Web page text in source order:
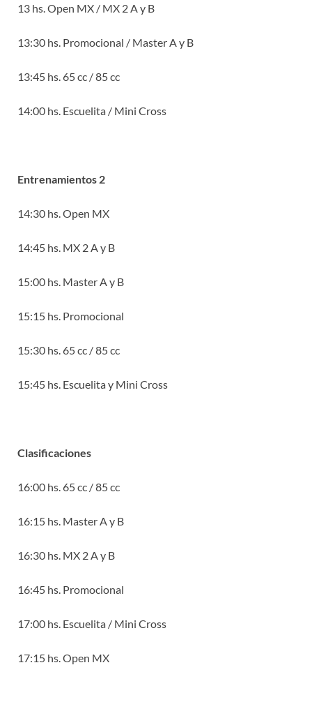
13 hs. Open MX / MX 2 A y B
13:30 hs. Promocional / Master A y B
13:45 hs. 65 cc / 85 cc
14:00 hs. Escuelita / Mini Cross
Entrenamientos 2
14:30 hs. Open MX
14:45 hs. MX 2 A y B
15:00 hs. Master A y B
15:15 hs. Promocional
15:30 hs. 65 cc / 85 cc
15:45 hs. Escuelita y Mini Cross
Clasificaciones
16:00 hs. 65 cc / 85 cc
16:15 hs. Master A y B
16:30 hs. MX 2 A y B
16:45 hs. Promocional
17:00 hs. Escuelita / Mini Cross
17:15 hs. Open MX